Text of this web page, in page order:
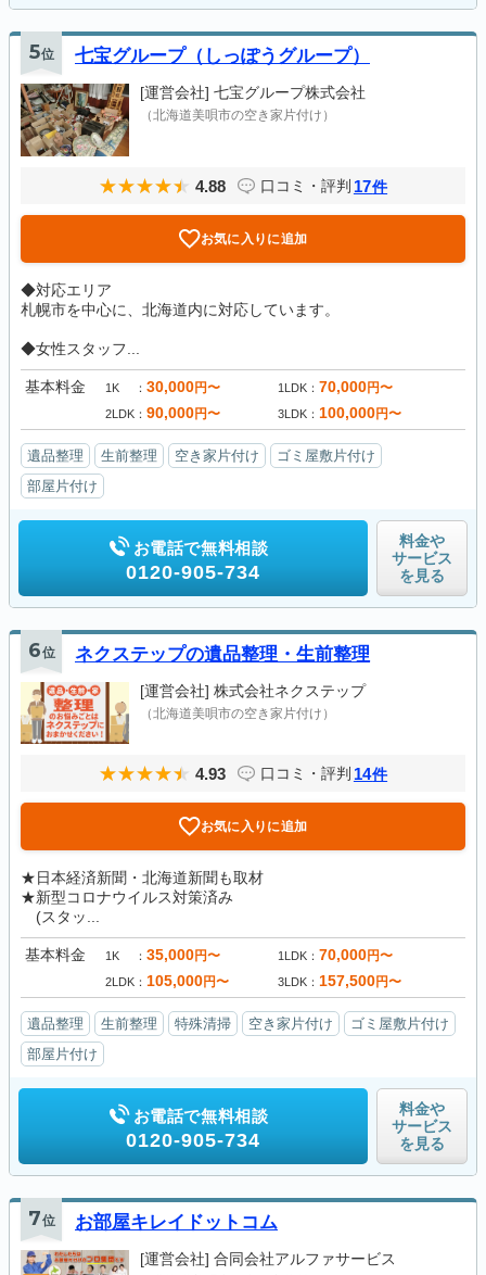
5位 七宝グループ（しっぽうグループ）
[運営会社] 七宝グループ株式会社
（北海道美唄市の空き家片付け）
4.88 口コミ・評判 17件
お気に入りに追加
◆対応エリア
札幌市を中心に、北海道内に対応しています。
◆女性スタッフ...
基本料金 1K 30,000円〜 1LDK 70,000円〜
2LDK 90,000円〜 3LDK 100,000円〜
遺品整理 生前整理 空き家片付け
ゴミ屋敷片付け
部屋片付け
お電話で無料相談
0120-905-734
料金や
サービス
を見る
6位 ネクステップの遺品整理・生前整理
[運営会社] 株式会社ネクステップ
（北海道美唄市の空き家片付け）
4.93 口コミ・評判 14件
お気に入りに追加
★日本経済新聞・北海道新聞も取材
★新型コロナウイルス対策済み
(スタッ...
基本料金 1K 35,000円〜 1LDK 70,000円〜
2LDK 105,000円〜 3LDK 157,500円〜
遺品整理 生前整理 特殊清掃 空き家片付け
ゴミ屋敷片付け
部屋片付け
お電話で無料相談
0120-905-734
料金や
サービス
を見る
7位 お部屋キレイドットコム
[運営会社] 合同会社アルファサービス